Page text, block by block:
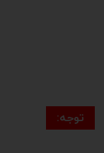
توجه: